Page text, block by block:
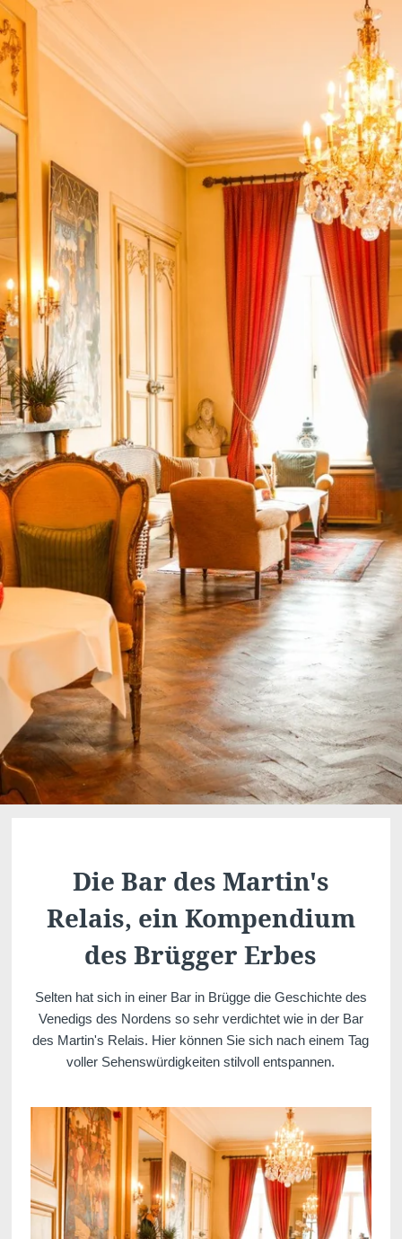
Die Bar des Martin's
Relais, ein Kompendium
des Brügger Erbes
Selten hat sich in einer Bar in Brügge die Geschichte des
Venedigs des Nordens so sehr verdichtet wie in der Bar
des Martin's Relais. Hier können Sie sich nach einem Tag
voller Sehenswürdigkeiten stilvoll entspannen.
Martin's Rentmeesterij
Bilzen, 4*
Martin's Relais
Martin's Brugge
Bruges, 3*
Martin's Brussels EU Bruxelles, 4*
Martin's Château du LacGenval, 5*
Martin's Manoir
Genval, 4*
Martin's Louvain-la-NeuveLouvain-la-Neuve, 3*
Martin's All Suites
Louvain-la-Neuve, 4*
Martin's Klooster
Martin's Patershof
Martin's Dream HotelMons, 4*
Martin's Red Tubize, 4*
DEntdecken Sie alle unsere Hotels